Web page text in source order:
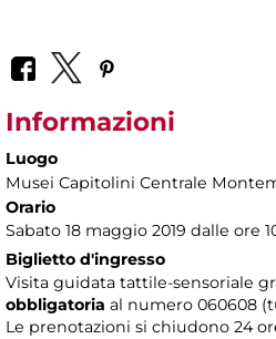
Informazioni
Luogo
Musei Capitolini Centrale
Orario
Sabato 18 maggio 2019 dalle ore
Biglietto d'ingresso
Visita guidata tattile-sensoriale
obbligatoria al numero 060608
Le prenotazioni si chiudono 24